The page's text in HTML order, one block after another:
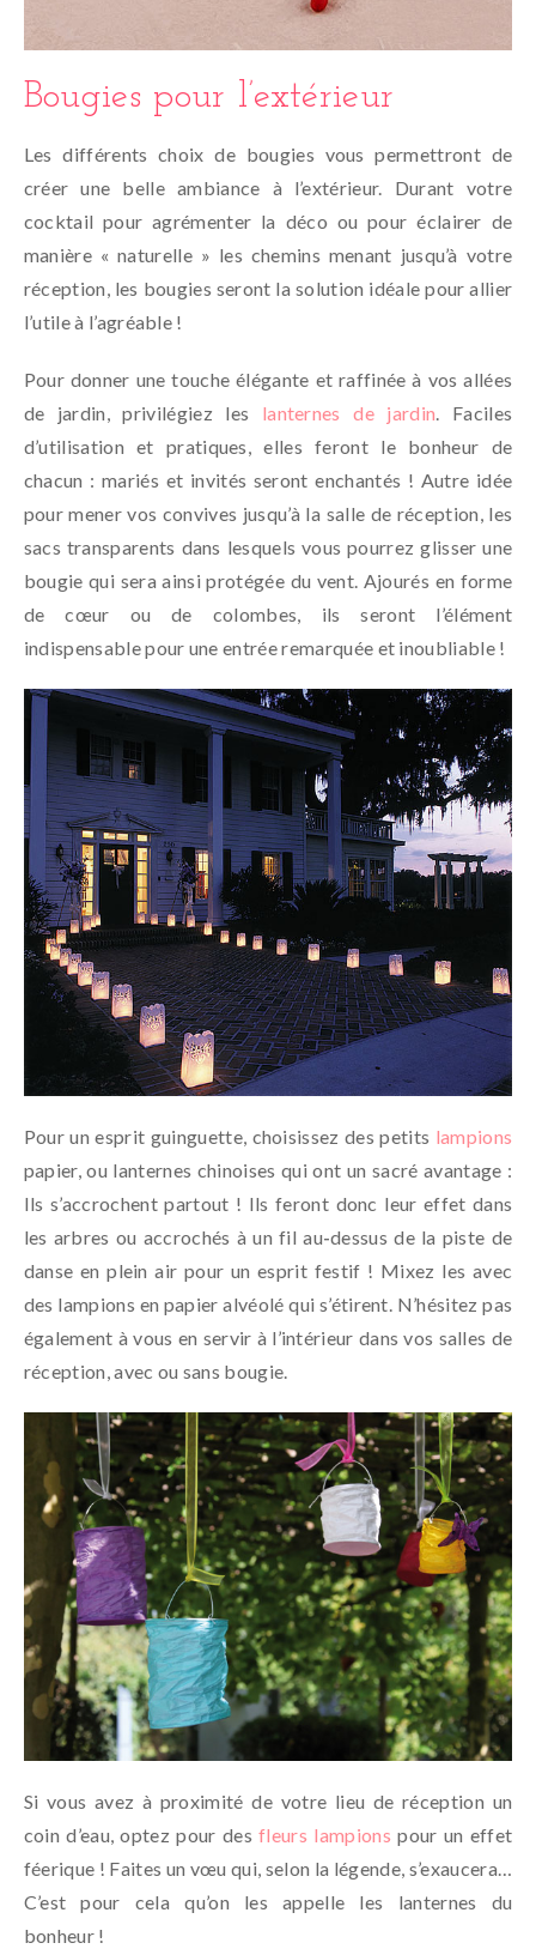
Bougies pour l’extérieur
Les différents choix de bougies vous permettront de
créer une belle ambiance à l’extérieur. Durant votre
cocktail pour agrémenter la déco ou pour éclairer de
manière « naturelle » les chemins menant jusqu’à votre
réception, les bougies seront la solution idéale pour allier
l’utile à l’agréable !
Pour donner une touche élégante et raffinée à vos allées
de jardin, privilégiez les lanternes de jardin. Faciles
d’utilisation et pratiques, elles feront le bonheur de
chacun : mariés et invités seront enchantés ! Autre idée
pour mener vos convives jusqu’à la salle de réception, les
sacs transparents dans lesquels vous pourrez glisser une
bougie qui sera ainsi protégée du vent. Ajourés en forme
de cœur ou de colombes, ils seront l’élément
indispensable pour une entrée remarquée et inoubliable !
Pour un esprit guinguette, choisissez des petits lampions
papier, ou lanternes chinoises qui ont un sacré avantage :
Ils s’accrochent partout ! Ils feront donc leur effet dans
les arbres ou accrochés à un fil au-dessus de la piste de
danse en plein air pour un esprit festif ! Mixez les avec
des lampions en papier alvéolé qui s’étirent. N’hésitez pas
également à vous en servir à l’intérieur dans vos salles de
réception, avec ou sans bougie.
Si vous avez à proximité de votre lieu de réception un
coin d’eau, optez pour desfleurs lampionspour un effet
féerique ! Faites un vœu qui, selon la légende, s’exaucera…
C’est pour cela qu’on les appelle les lanternes du
bonheur !